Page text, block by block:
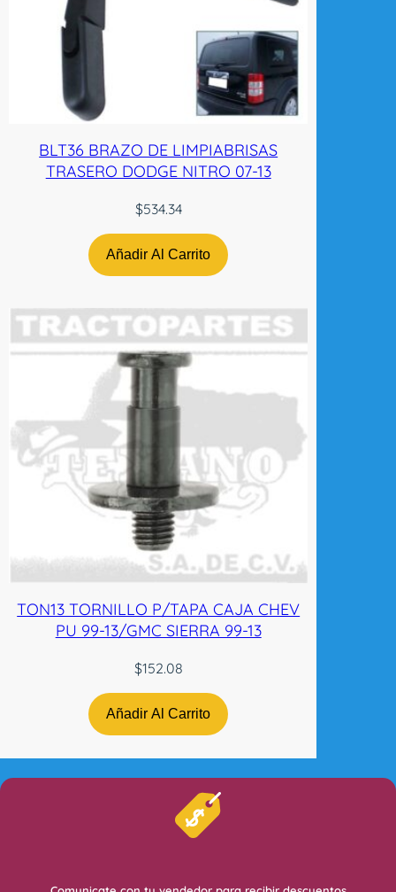
BLT36 BRAZO DE LIMPIABRISAS
TRASERO DODGE NITRO 07-13
$534.34
Añadir Al Carrito
TON13 TORNILLO P/TAPA CAJA CHEV
PU 99-13/GMC SIERRA 99-13
$152.08
Añadir Al Carrito